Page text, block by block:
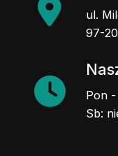
ul.
97-
Pon
Sb: